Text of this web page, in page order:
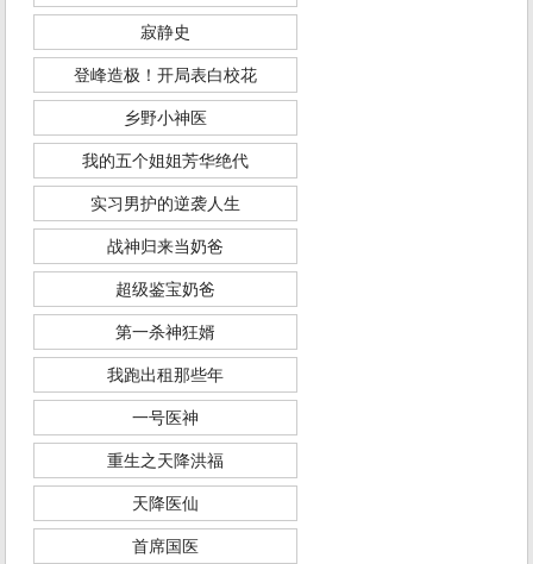
寂静史
登峰造极！开局表白校花
乡野小神医
我的五个姐姐芳华绝代
实习男护的逆袭人生
战神归来当奶爸
超级鉴宝奶爸
第一杀神狂婿
我跑出租那些年
一号医神
重生之天降洪福
天降医仙
首席国医